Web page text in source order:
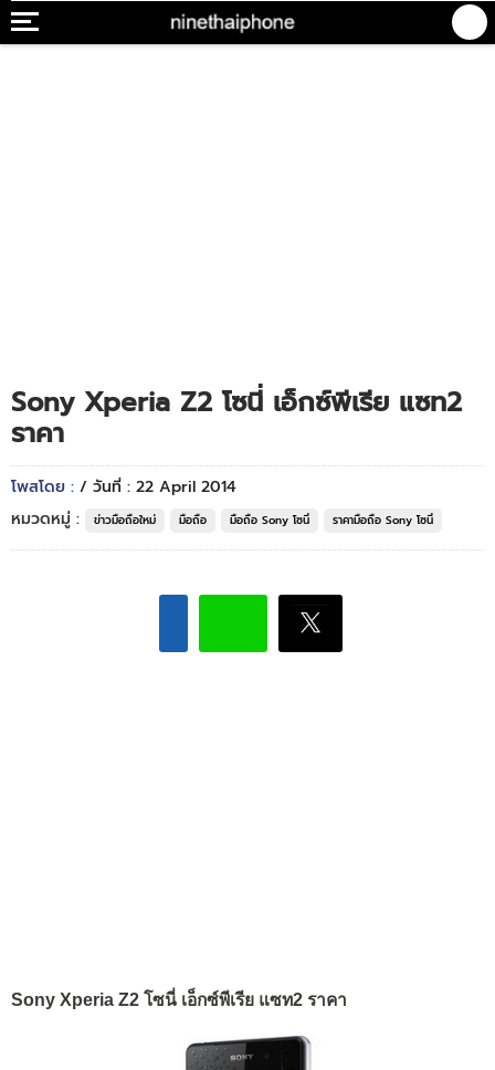
Sony Xperia Z2 โซนี่ เอ็กซ์พีเรีย แซท2
ราคา
โพสโดย : / วันที่ : 22 April 2014
หมวดหมู่ :
ข่าวมือถือใหม่ มือถือ มือถือ Sony โซนี่ ราคามือถือ Sony โซนี่
Sony Xperia Z2 โซนี่ เอ็กซ์พีเรีย แซท2 ราคา